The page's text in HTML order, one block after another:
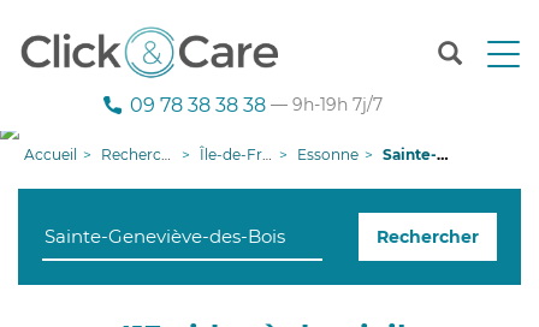
T
n
g
09 78 38 38 38 — 9h-19h 7j/7
Accueil Recherche aide à domicile Île-de-France Essonne Sainte-Geneviève-des-Bois
Rechercher